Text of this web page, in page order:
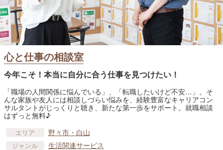
心と仕事の相談室
今年こそ！本当に自分に合う仕事を見つけたい！
「職場の人間関係に悩んでいる」、「転職したいけど不安…」。そ
んな家族や友人には相談しづらい悩みを、経験豊富なキャリアコン
サルタントがじっくりと聴き、新たな第一歩をサポート。就職相談
はずっと無料♪
エリア 野々市・白山
ジャンル 生活関連サービス